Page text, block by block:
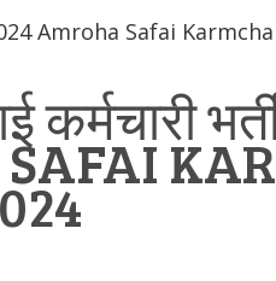
2024 Amroha Safai
कर्मचारी